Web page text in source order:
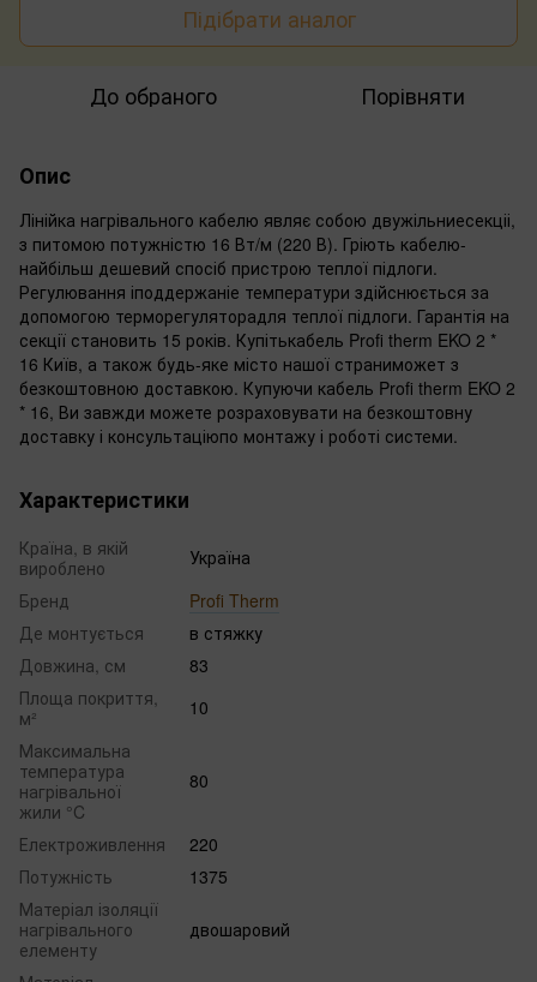
Підібрати аналог
До обраного Порівняти
Опис
Лінійка нагрівального кабелю являє собою двужільниесекціі,
з питомою потужністю 16 Вт/м (220 В). Гріють кабелю-
найбільш дешевий спосіб пристрою теплої підлоги.
Регулювання іподдержаніе температури здійснюється за
допомогою терморегуляторадля теплої підлоги. Гарантія на
секції становить 15 років. Купітькабель Profi therm EKO 2 *
16 Київ, а також будь-яке місто нашої страниможет з
безкоштовною доставкою. Купуючи кабель Profi therm EKO 2
* 16, Ви завжди можете розраховувати на безкоштовну
доставку і консультаціюпо монтажу і роботі системи.
Характеристики
Країна, в якій
вироблено
Україна
Бренд
Profi Therm
Де монтується
в стяжку
Довжина, см
83
Площа покриття,
м²
10
Максимальна
температура
нагрівальної
жили °C
80
Електроживлення
220
Потужність
1375
Матеріал ізоляції
нагрівального
елементу
двошаровий